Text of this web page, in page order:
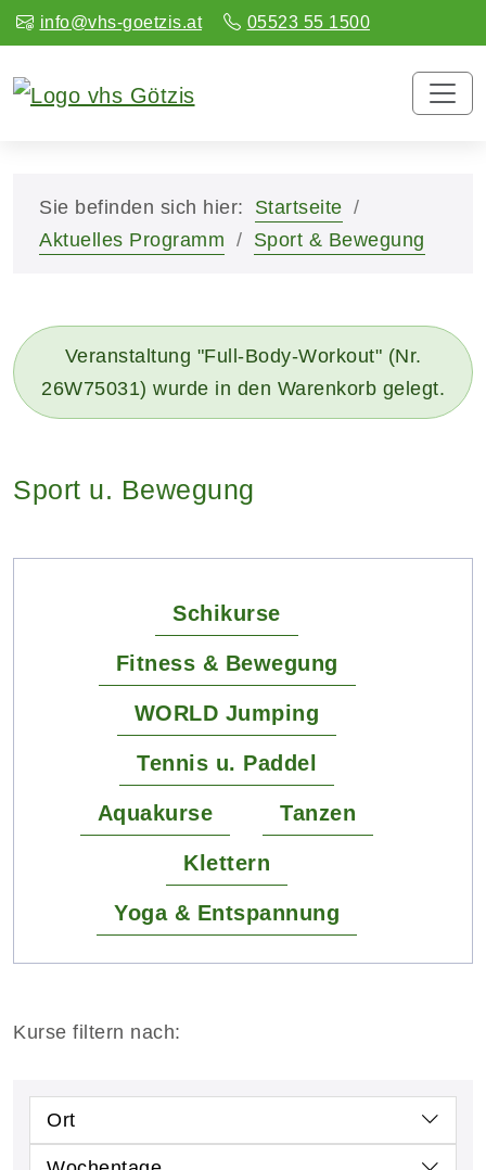
info@vhs-goetzis.at 05523 55 1500
Sie befinden sich hier:
Startseite
Aktuelles Programm
Sport & Bewegung
Veranstaltung "Full-Body-Workout" (Nr.
26W75031) wurde in den Warenkorb gelegt.
Sport u. Bewegung
Schikurse
Fitness & Bewegung
WORLD Jumping
Tennis u. Paddel
Aquakurse Tanzen
Klettern
Yoga & Entspannung
Kurse filtern nach:
Ort